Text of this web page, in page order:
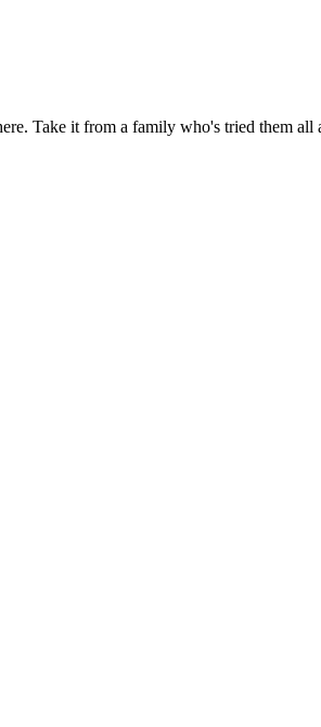
Take it from a family who's tried them